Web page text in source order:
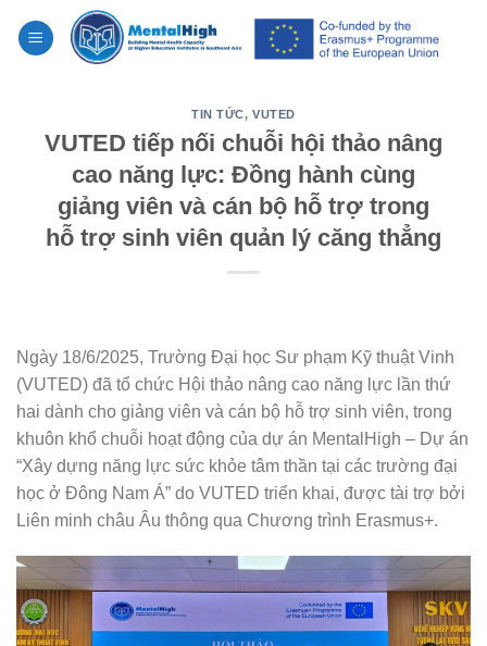
TIN TỨC,VUTED
VUTED tiếp nối chuỗi hội thảo nâng
cao năng lực: Đồng hành cùng
giảng viên và cán bộ hỗ trợ trong
hỗ trợ sinh viên quản lý căng thẳng
Ngày 18/6/2025, Trường Đại học Sư phạm Kỹ thuật Vinh
(VUTED) đã tổ chức Hội thảo nâng cao năng lực lần thứ
hai dành cho giảng viên và cán bộ hỗ trợ sinh viên, trong
khuôn khổ chuỗi hoạt động của dự án MentalHigh – Dự án
“Xây dựng năng lực sức khỏe tâm thần tại các trường đại
học ở Đông Nam Á” do VUTED triển khai, được tài trợ bởi
Liên minh châu Âu thông qua Chương trình Erasmus+.